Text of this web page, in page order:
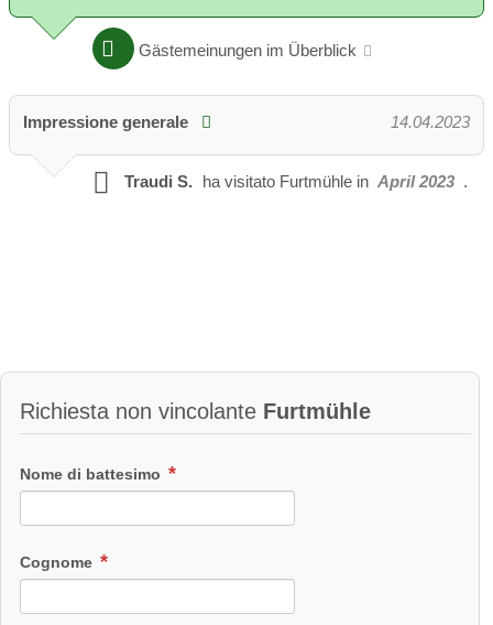
Gästemeinungen im Überblick
Impressione generale 14.04.2023
Traudi S. ha visitato Furtmühle in April 2023 .
Richiesta non vincolante Furtmühle
Nome di battesimo
Cognome